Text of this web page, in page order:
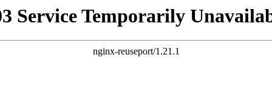
Service Temporarily
nginx-reuseport/1.21.1